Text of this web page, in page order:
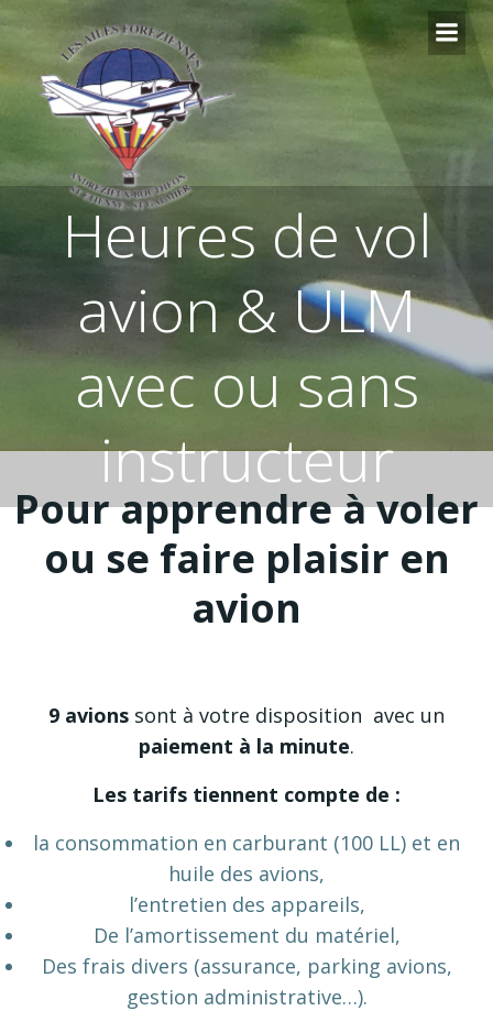
Aller
contenu
Heures de vol
avion & ULM
avec ou sans
instructeur
Pour apprendre à voler
ou se faire plaisir en
avion
9 avions sont à votre disposition avec un
paiement à la minute.
Les tarifs tiennent compte de :
la consommation en carburant (100 LL) et en
huile des avions,
l’entretien des appareils,
De l’amortissement du matériel,
Des frais divers (assurance, parking avions,
gestion administrative…).